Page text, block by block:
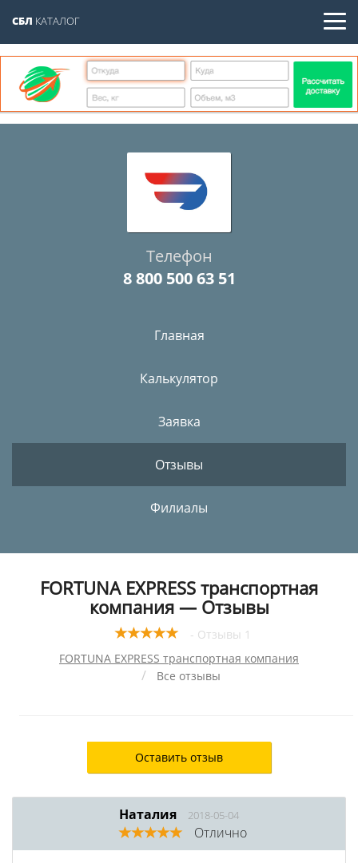
СБЛ КАТАЛОГ
Телефон
8 800 500 63 51
Главная
Калькулятор
Заявка
Отзывы
Филиалы
FORTUNA EXPRESS транспортная
компания — Отзывы
- Отзывы 1
FORTUNA EXPRESS транспортная компания
Все отзывы
Оставить отзыв
Наталия 2018-05-04
Отлично